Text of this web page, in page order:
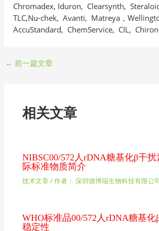
Chromadex, Iduron, Clearsynth,
TLC,Nu-chek, Avanti, Matreya，
AccuStandard, ChemService, CIL, Chiron
← 前一篇文章
相关文章
NIBSC00/572人rDNA糖基化β干扰
际标准物质简介
技术文章/ 作者： 深圳德博瑞生物科技有限公
WHO标准品00/572人rDNA糖基化
稳定性